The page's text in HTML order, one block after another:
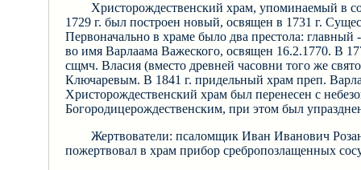
Христорождественский храм, упоминаемый в
1729 г. был построен новый, освящен в 1731 г.
Первоначально в храме было два престола:
во имя Варлаама Важеского, освящен 16.2.1770. В
сщмч. Власия (вместо древней часовни того же
Ключаревым. В 1841 г. придельный храм преп.
Христорождественский храм был перенесен с
Богородицерождественским, при этом был
Жертвователи: псаломщик Иван Иванович
пожертвовал в храм прибор сребропозлащенных